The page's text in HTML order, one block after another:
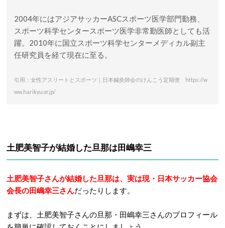
2004年にはアジアサッカーASCスポーツ医学部門勤務、
スポーツ科学センタースポーツ医学非常勤医師としても活
躍。2010年に国立スポーツ科学センターメディカル副主
任研究員を経て現在に至る。
引用：女性アスリートとスポーツ｜日本鍼灸師会のけんこう定期便 https://w
ww.harikyu.or.jp/
土肥美智子が結婚した旦那は田嶋幸三
土肥美智子さんが結婚した旦那は、実は現・日本サッカー協会
会長の田嶋幸三さんだったりします。
まずは、土肥美智子さんの旦那・田嶋幸三さんのプロフィール